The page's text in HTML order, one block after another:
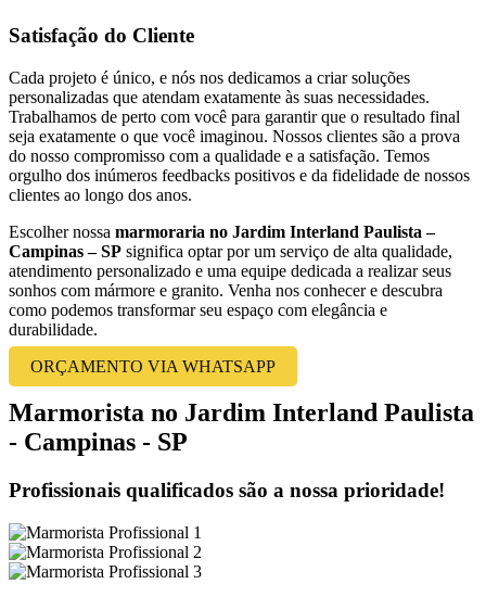
Satisfação do Cliente
Cada projeto é único, e nós nos dedicamos a criar soluções
personalizadas que atendam exatamente às suas necessidades.
Trabalhamos de perto com você para garantir que o resultado final
seja exatamente o que você imaginou. Nossos clientes são a prova
do nosso compromisso com a qualidade e a satisfação. Temos
orgulho dos inúmeros feedbacks positivos e da fidelidade de nossos
clientes ao longo dos anos.
Escolher nossa marmoraria no Jardim Interland Paulista –
Campinas – SP significa optar por um serviço de alta qualidade,
atendimento personalizado e uma equipe dedicada a realizar seus
sonhos com mármore e granito. Venha nos conhecer e descubra
como podemos transformar seu espaço com elegância e
durabilidade.
ORÇAMENTO VIA WHATSAPP
Marmorista no Jardim Interland Paulista
- Campinas - SP
Profissionais qualificados são a nossa prioridade!